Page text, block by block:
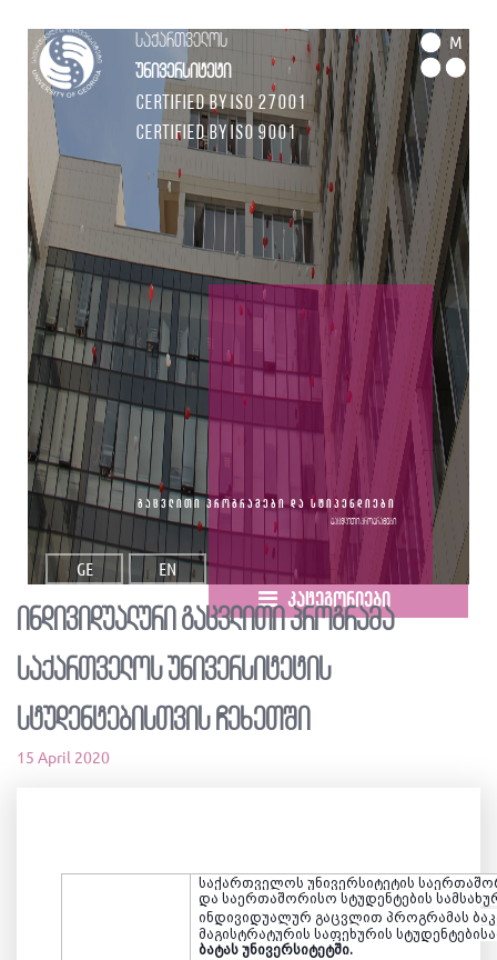
საქართველოს
უნივერსიტეტი
Certified by ISO 27001
Certified by ISO 9001
M
GE EN
გაცვლითი პროგრამები და სტიპენდიები
გაცვლითი პროგრამები
კატეგორიები
ინდივიდუალური გაცვლითი პროგრამა
საქართველოს უნივერსიტეტის
სტუდენტებისთვის ჩეხეთში
15 April 2020
საქართველოს უნივერსიტეტის
და საერთაშორისო სტუდენტების
ინდივიდუალურ გაცვლით პროგრამას
მაგისტრატურის საფეხურის სტუდენტ
ბატას უნივერსიტეტში.